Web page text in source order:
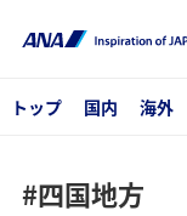
トップ 国内 海外
#四国地方